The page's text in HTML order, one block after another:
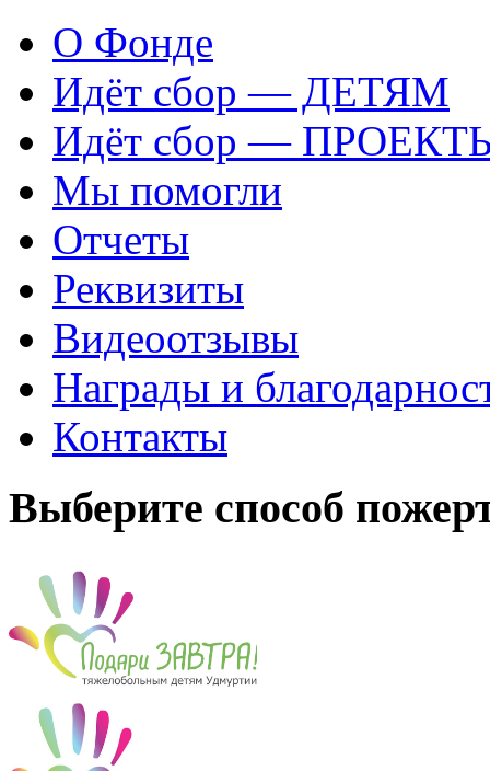
О Фонде
Идёт сбор — ДЕТЯМ
Идёт сбор —
Мы помогли
Отчеты
Реквизиты
Видеоотзывы
Награды и
Контакты
Выберите способ